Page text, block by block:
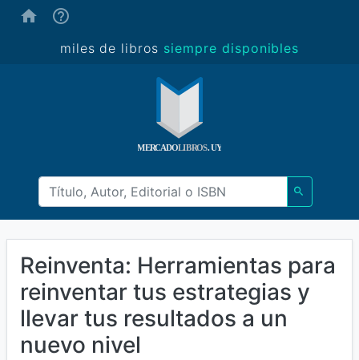
miles de libros siempre disponibles
Reinventa: Herramientas para
reinventar tus estrategias y
llevar tus resultados a un
nuevo nivel